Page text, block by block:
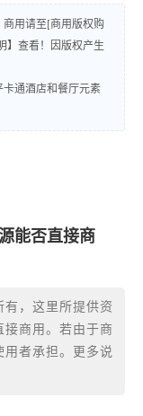
商用请至[商用版权购
】查看！因版权产生
卡通酒店和餐厅元素
能否直接商
，这里所提供资
接商用。若由于商
用者承担。更多说